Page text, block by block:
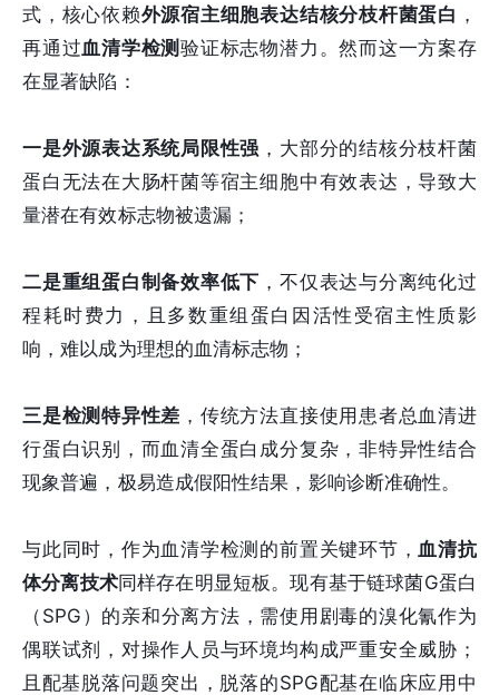
式，核心依赖外源宿主细胞表达结核分枝杆菌蛋白 ，
再通过血清学检测验证标志物潜力。然而这一方案存
在显著缺陷：
一是外源表达系统局限性强 ，大部分的结核分枝杆菌
蛋白无法在大肠杆菌等宿主细胞中有效表达，导致大
量潜在有效标志物被遗漏；
二是重组蛋白制备效率低下 ，不仅表达与分离纯化过
程耗时费力，且多数重组蛋白因活性受宿主性质影
响，难以成为理想的血清标志物；
三是检测特异性差 ，传统方法直接使用患者总血清进
行蛋白识别，而血清全蛋白成分复杂，非特异性结合
现象普遍，极易造成假阳性结果，影响诊断准确性。
与此同时，作为血清学检测的前置关键环节， 血清抗
体分离技术同样存在明显短板。现有基于链球菌G蛋白
（SPG）的亲和分离方法，需使用剧毒的溴化氰作为
偶联试剂，对操作人员与环境均构成严重安全威胁；
且配基脱落问题突出，脱落的SPG配基在临床应用中